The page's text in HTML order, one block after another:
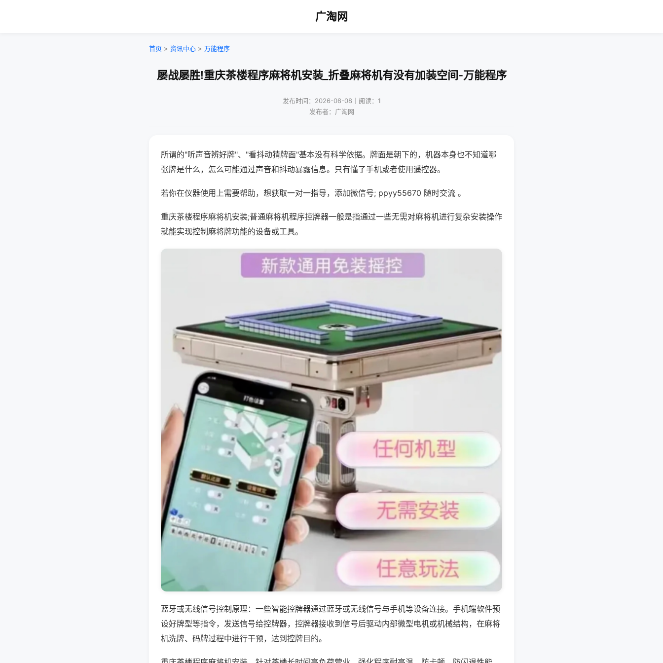
广淘网
首页 > 资讯中心 > 万能程序
屡战屡胜!重庆茶楼程序麻将机安装_折叠麻将机有没有加装空间-万能程序
发布时间：2026-08-08｜阅读：1
发布者：广淘网
所谓的"听声音辨好牌"、"看抖动猜牌面"基本没有科学依据。牌面是朝下的，机器本身也不知道哪
张牌是什么，怎么可能通过声音和抖动暴露信息。只有懂了手机或者使用遥控器。
若你在仪器使用上需要帮助，想获取一对一指导，添加微信号; ppyy55670 随时交流 。
重庆茶楼程序麻将机安装;普通麻将机程序控牌器一般是指通过一些无需对麻将机进行复杂安装操作
就能实现控制麻将牌功能的设备或工具。
蓝牙或无线信号控制原理：一些智能控牌器通过蓝牙或无线信号与手机等设备连接。手机端软件预
设好牌型等指令，发送信号给控牌器，控牌器接收到信号后驱动内部微型电机或机械结构，在麻将
机洗牌、码牌过程中进行干预，达到控牌目的。